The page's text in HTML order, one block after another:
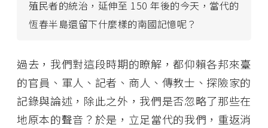
殖民者的統治，延伸至 150 年後的今天，當代的
恆春半島還留下什麼樣的南國記憶呢？
過去，我們對這段時期的瞭解，都仰賴各邦來臺
的官員、軍人、記者、商人、傳教士、探險家的
記錄與論述，除此之外，我們是否忽略了那些在
地原本的聲音？於是，立足當代的我們，重返消